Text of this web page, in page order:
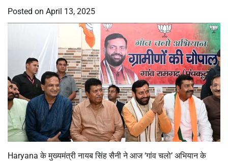
Posted on April 13, 2025
Haryana के मुख्यमंत्री नायब सिंह सैनी ने आज ‘गांव चलो’ अभियान के